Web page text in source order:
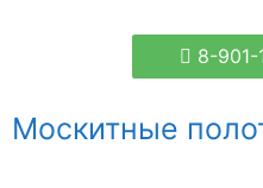
8-
Москитные